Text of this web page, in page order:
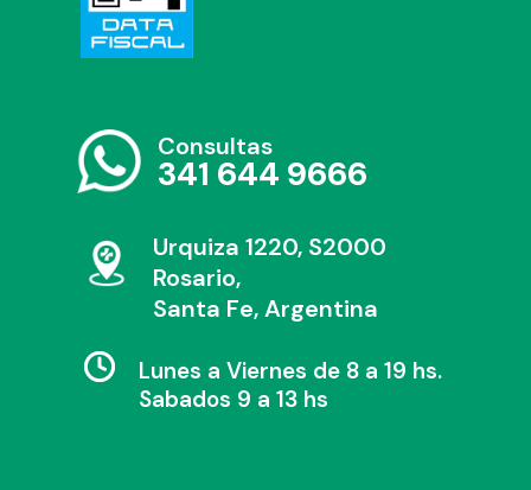
Consultas
341 644 9666
Urquiza 1220, S2000
Rosario,
Santa Fe, Argentina
Lunes a Viernes de 8 a 19 hs.
Sabados 9 a 13 hs